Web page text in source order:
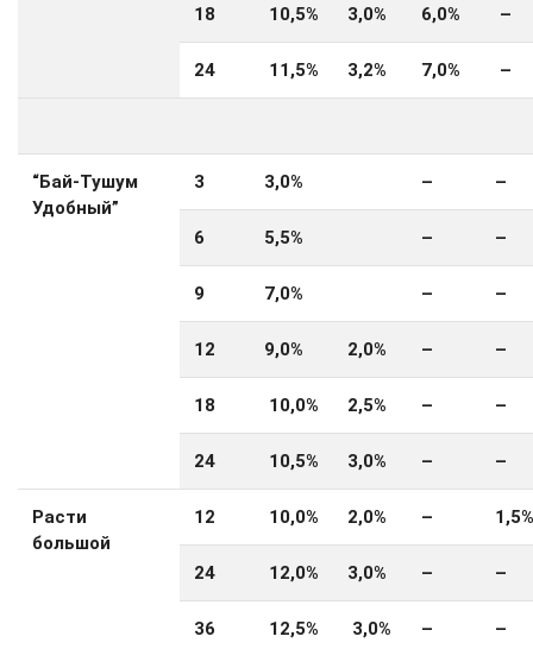
18 10,5% 3,0% 6,0% –
24 11,5% 3,2% 7,0% –
“Бай-Тушум
Удобный”
3 3,0% – –
6 5,5% – –
9 7,0% – –
12 9,0% 2,0% – –
18 10,0% 2,5% – –
24 10,5% 3,0% – –
Расти
большой
12 10,0% 2,0% – 1,5%
24 12,0% 3,0% – –
36 12,5% 3,0% – –